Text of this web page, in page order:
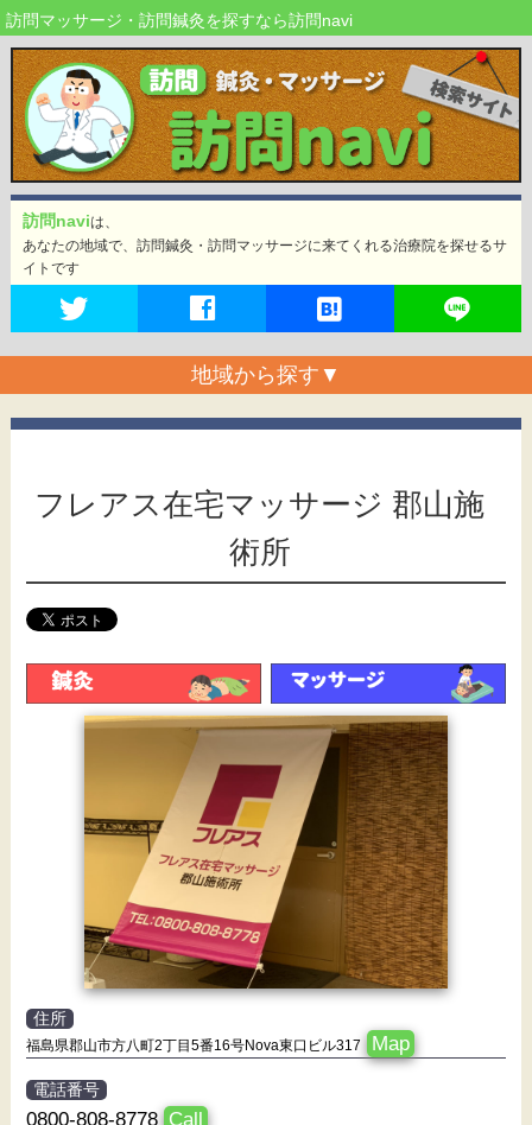
訪問マッサージ・訪問鍼灸を探すなら訪問navi
訪問naviは、
あなたの地域で、訪問鍼灸・訪問マッサージに来てくれる治療院を探せるサ
イトです
地域から探す ▼
フレアス在宅マッサージ 郡山施
術所
住所
福島県郡山市方八町2丁目5番16号Nova東口ビル317 Map
電話番号
0800-808-8778 Call